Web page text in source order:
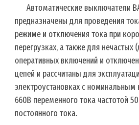
Автоматические выключатели
предназначены для проведения
режиме и отключения тока при
перегрузках, а также для нечастых
оперативных включений и
цепей и рассчитаны для
электроустановках с
660В переменного тока частотой
постоянного тока.